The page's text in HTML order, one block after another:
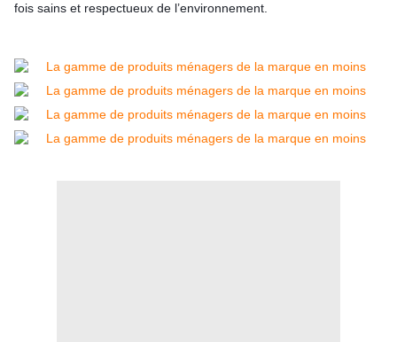
fois sains et respectueux de l’environnement.